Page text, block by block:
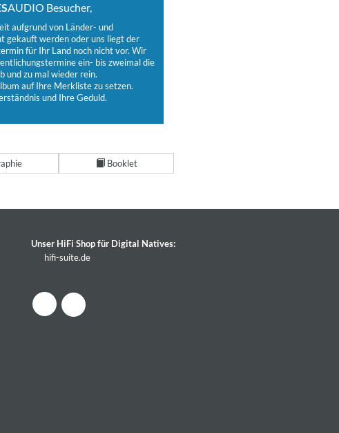
AUDIO Besucher,
aufgrund von Länder- und
gekauft werden oder uns liegt der
für Ihr Land noch nicht vor. Wir
ein- bis zweimal die
und zu mal wieder rein.
auf Ihre Merkliste zu setzen.
und Ihre Geduld.
Booklet
Unser HiFi Shop für Digital Natives:
hifi-suite.de